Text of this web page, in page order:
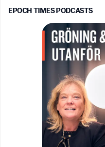
EPOCH TIMES PODCASTS